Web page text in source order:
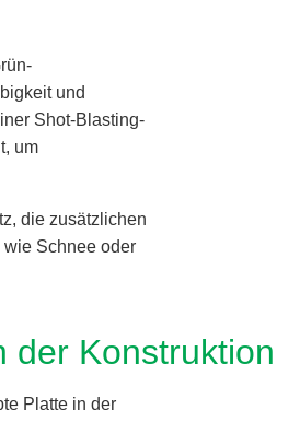
und
Shot-Blasting-
um
die zusätzlichen
Schnee oder
der Konstruktion
Platte in der